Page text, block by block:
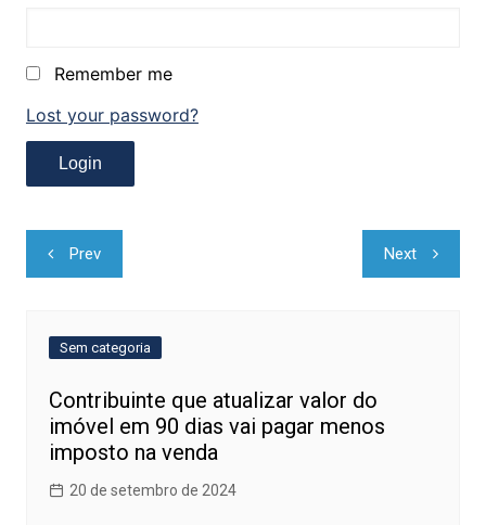
Remember me
Lost your password?
Navegação
de
Prev Next
Sem categoria
Contribuinte que atualizar valor do
imóvel em 90 dias vai pagar menos
imposto na venda
20 de setembro de 2024